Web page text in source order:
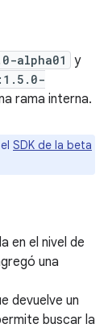
alpha01 y
rama interna.
SDK de la beta
en el nivel de
una
devuelve un
buscar la